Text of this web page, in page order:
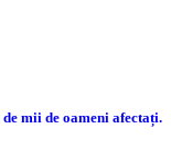
mii de oameni afectați.